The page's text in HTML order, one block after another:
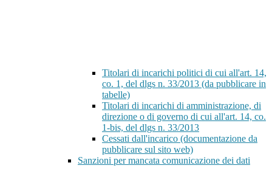
Titolari di incarichi politici di cui all'art. 14,
co. 1, del dlgs n. 33/2013 (da pubblicare in
tabelle)
Titolari di incarichi di amministrazione, di
direzione o di governo di cui all'art. 14, co.
1-bis, del dlgs n. 33/2013
Cessati dall'incarico (documentazione da
pubblicare sul sito web)
Sanzioni per mancata comunicazione dei dati